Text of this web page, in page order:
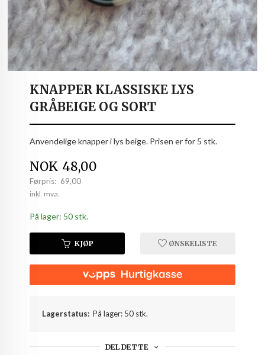
KNAPPER KLASSISKE LYS
GRÅBEIGE OG SORT
Anvendelige knapper i lys beige. Prisen er for 5 stk.
Tilbud
NOK 48,00
Førpris: 69,00
Rabatt
inkl. mva.
På lager: 50 stk.
KJØP ØNSKELISTE
Lagerstatus: På lager: 50 stk.
DEL DETTE